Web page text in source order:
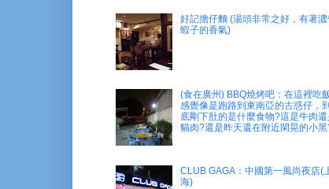
好記擔仔麵 (湯頭非常之好，有著濃
蝦子的香氣)
(食在廣州) BBQ燒烤吧：在這裡吃
感覺像是跑路到東南亞的古惑仔，到
底剛下肚的是什麼食物?這是牛肉還
貓肉?還是昨天還在附近閑晃的小
CLUB GAGA：中國第一風尚夜店(
海)